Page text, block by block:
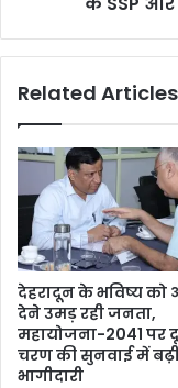
Related Articles
देहरादून के भविष्य को
देने उमड़ रही जनता,
महायोजना-2041 पर
चरण की सुनवाई में
भागीदारी